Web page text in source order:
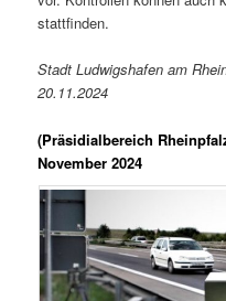
stattfinden.
Stadt Ludwigshafen am
20.11.2024
(Präsidialbereich
November 2024